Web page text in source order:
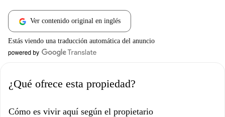
Ver contenido original en inglés
Estás viendo una traducción automática del anuncio
¿Qué ofrece esta propiedad?
Cómo es vivir aquí según el propietario